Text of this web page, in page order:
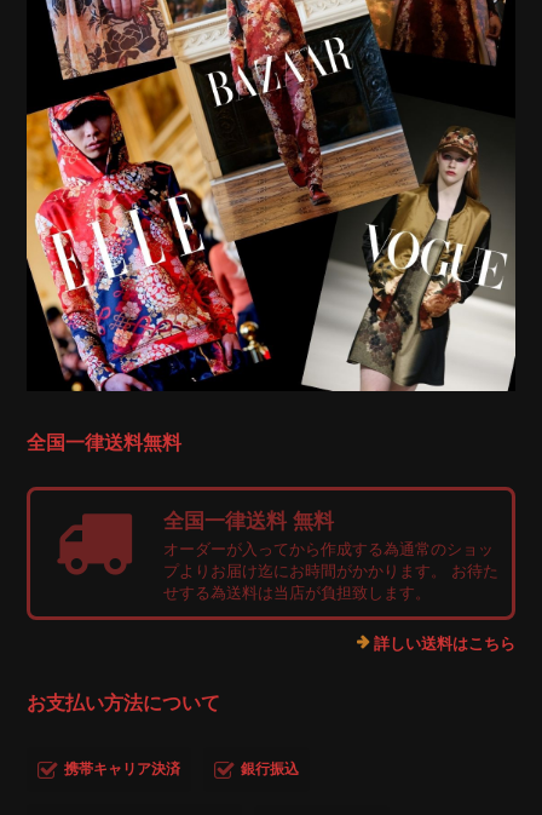
全国一律送料無料
全国一律送料 無料
オーダーが入ってから作成する為通常のショッ
プよりお届け迄にお時間がかかります。 お待た
せする為送料は当店が負担致します。
詳しい送料はこちら
お支払い方法について
携帯キャリア決済 銀行振込